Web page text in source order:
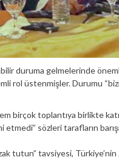
duruma gelmelerinde
rol üstenmişler. Durumu
birçok toplantıya birlikte
etmedi” sözleri tarafların
tutun” tavsiyesi,